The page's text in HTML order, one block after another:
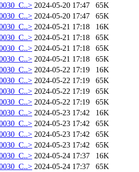
2024-05-20 17:47
65K
2024-05-20 17:47
65K
2024-05-21 17:18
16K
2024-05-21 17:18
65K
2024-05-21 17:18
65K
2024-05-21 17:18
65K
2024-05-22 17:19
16K
2024-05-22 17:19
65K
2024-05-22 17:19
65K
2024-05-22 17:19
65K
2024-05-23 17:42
16K
2024-05-23 17:42
65K
2024-05-23 17:42
65K
2024-05-23 17:42
65K
2024-05-24 17:37
16K
2024-05-24 17:37
65K